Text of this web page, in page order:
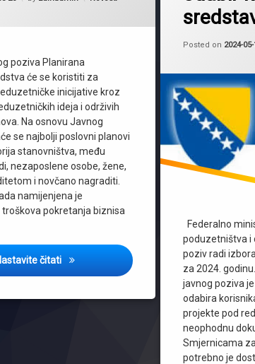
poziva Planirana
će se koristiti za
inicijative kroz
ideja i održivih
Na osnovu Javnog
se najbolji poslovni planovi
stanovništva, među
nezaposlene osobe, žene,
i novčano nagraditi.
namijenjena je
pokretanja biznisa
čitati Otvoren javni poziv u Opcini Stari Grad za
Posted on 2024-
Federalno
poduzetništva i
poziv radi
za 2024.
javnog poziva
odabira
projekte pod
neophodnu
Smjernicama
potrebno je